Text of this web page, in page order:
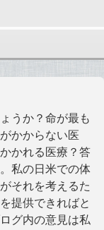
うか？命が最も
かからない医
かれる医療？答
私の日米での体
それを考えるた
提供できればと
グ内の意見は私